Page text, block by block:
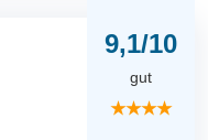
9,1/10
gut
★★★★